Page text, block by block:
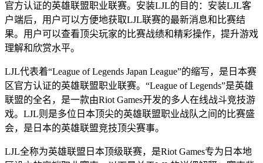
官方认证的英雄联盟职业联赛。安装LJL的目的：安装LJL客
户端后，用户可以方便地获取LJL联赛的最新消息和比赛结
果。用户可以查看顶尖玩家的比赛战绩和精彩操作，提升游戏
理解和欣赏水平。
LJL代表着“League of Legends Japan League”的缩写，是日本赛
区官方认证的英雄联盟职业联赛。“League of Legends”是英雄
联盟的全名，是一款由Riot Games开发的多人在线战斗竞技游
戏。LJL则是多位日本顶尖的英雄联盟职业战队之间的比赛盛
会，是日本的英雄联盟竞技顶尖赛事。
LJL全称为英雄联盟日本顶级联赛，是Riot Games专为日本地